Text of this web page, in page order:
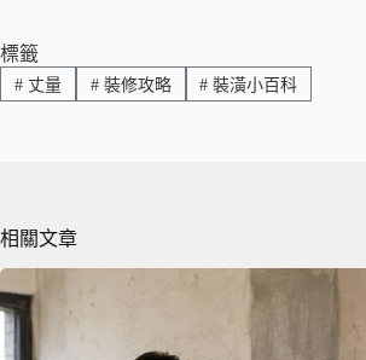
ok
Li
nk
標籤
#丈量 #裝修攻略 # 裝潢小百科
相關文章